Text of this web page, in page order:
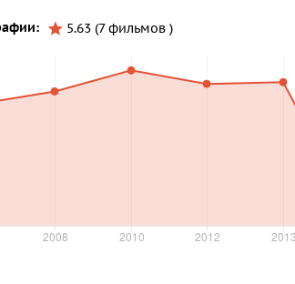
5.63 (7 фильмов )